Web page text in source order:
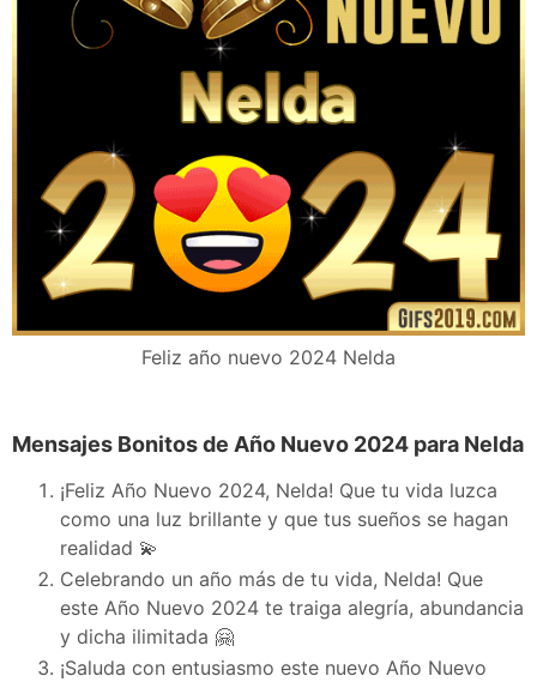
Feliz año nuevo 2024 Nelda
Mensajes Bonitos de Año Nuevo 2024 para Nelda
¡Feliz Año Nuevo 2024, Nelda! Que tu vida luzca
como una luz brillante y que tus sueños se hagan
realidad 💫
Celebrando un año más de tu vida, Nelda! Que
este Año Nuevo 2024 te traiga alegría, abundancia
y dicha ilimitada 🤗
¡Saluda con entusiasmo este nuevo Año Nuevo